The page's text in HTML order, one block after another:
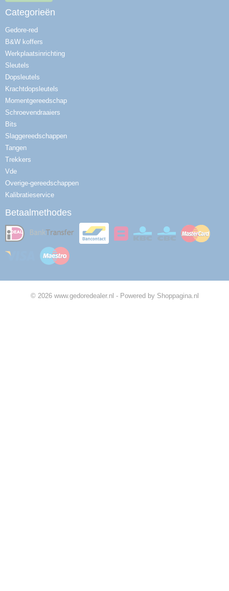
Categorieën
Gedore-red
B&W koffers
Werkplaatsinrichting
Sleutels
Dopsleutels
Krachtdopsleutels
Momentgereedschap
Schroevendraaiers
Bits
Slaggereedschappen
Tangen
Trekkers
Vde
Overige-gereedschappen
Kalibratieservice
Betaalmethodes
© 2026 www.gedoredealer.nl - Powered by Shoppagina.nl